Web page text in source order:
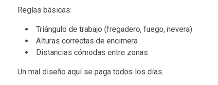
Reglas básicas:
Triángulo de trabajo (fregadero, fuego, nevera)
Alturas correctas de encimera
Distancias cómodas entre zonas
Un mal diseño aquí se paga todos los días.